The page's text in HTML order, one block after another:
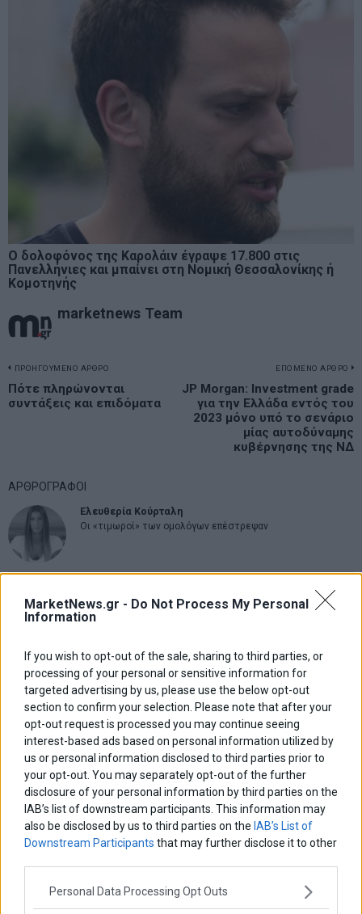
MarketNews.gr - Do Not Process My Personal
Information
If you wish to opt-out of the sale, sharing to third parties, or
processing of your personal or sensitive information for
targeted advertising by us, please use the below opt-out
section to confirm your selection. Please note that after your
opt-out request is processed you may continue seeing
interest-based ads based on personal information utilized by
us or personal information disclosed to third parties prior to
your opt-out. You may separately opt-out of the further
disclosure of your personal information by third parties on the
IAB’s list of downstream participants. This information may
also be disclosed by us to third parties on the IAB’s List of
Downstream Participants that may further disclose it to other
Personal Data Processing Opt Outs
Ο δολοφόνος της Καρολάιν έγραψε 17.800 στις
Πανελλήνιες και μπαίνει στη Νομική Θεσσαλονίκης ή
Κομοτηνής
marketnews Team
Πλοήγηση
άρθρων
ΠΡΟΗΓΟΥΜΕΝΟ ΑΡΘΡΟ
Previous
post:
Πότε πληρώνονται
συντάξεις και επιδόματα
ΕΠΟΜΕΝΟ ΑΡΘΡΟ
JP Morgan: Investment grade
για την Ελλάδα εντός του
2023 μόνο υπό το σενάριο
μίας αυτοδύναμης
κυβέρνησης της ΝΔ
ΑΡΘΡΟΓΡΑΦΟΙ
Ελευθερία Κούρταλη
Οι «τιμωροί» των ομολόγων επέστρεψαν
Η αληθινή παιδεία ξεκινά από την ψυχή…
Σταματίνα Σταματάκου
Η βία κατά των ζώων δεν αντέχει βολικές ερμηνείες
Δημήτρης Καμπουράκης
Από την αποθέωση στην καταγγελία: Η Ελλάδα πάντα
ψάχνει τον επόμενο Μεσσία
Νικόλαος Φουρτζής
MIT Sloan: Οι AI-driven επιχειρήσεις διαμορφώνουν το νέο
μοντέλο επιχειρηματικότητας
Θανάσης Κρητικός
Στις 11/12 το πρώτο ευρωπαϊκό ντέρμπι «αιωνίων»